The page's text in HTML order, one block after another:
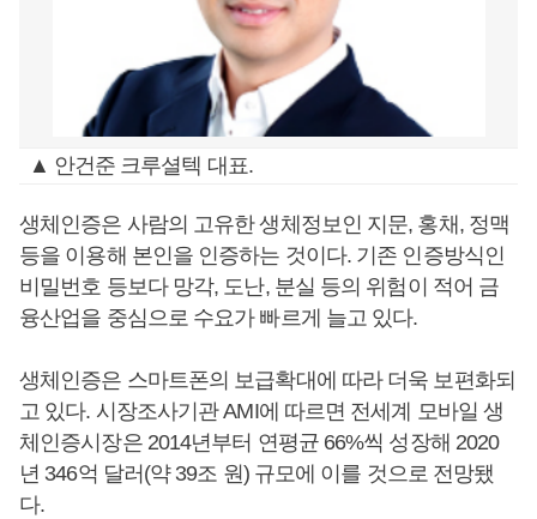
▲ 안건준 크루셜텍 대표.
생체인증은 사람의 고유한 생체정보인 지문, 홍채, 정맥
등을 이용해 본인을 인증하는 것이다. 기존 인증방식인
비밀번호 등보다 망각, 도난, 분실 등의 위험이 적어 금
융산업을 중심으로 수요가 빠르게 늘고 있다.
생체인증은 스마트폰의 보급확대에 따라 더욱 보편화되
고 있다. 시장조사기관 AMI에 따르면 전세계 모바일 생
체인증시장은 2014년부터 연평균 66%씩 성장해 2020
년 346억 달러(약 39조 원) 규모에 이를 것으로 전망됐
다.